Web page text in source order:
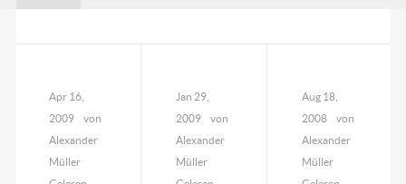
Apr 16,
2009
von
Alexander
Müller
Jan 29,
2009
von
Alexander
Müller
Aug 18,
2008
von
Alexander
Müller